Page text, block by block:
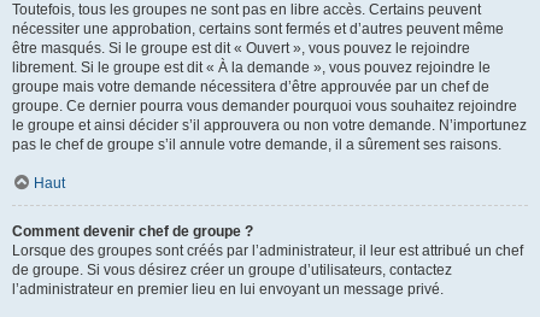
Toutefois, tous les groupes ne sont pas en libre accès. Certains peuvent
nécessiter une approbation, certains sont fermés et d’autres peuvent même
être masqués. Si le groupe est dit « Ouvert », vous pouvez le rejoindre
librement. Si le groupe est dit « À la demande », vous pouvez rejoindre le
groupe mais votre demande nécessitera d’être approuvée par un chef de
groupe. Ce dernier pourra vous demander pourquoi vous souhaitez rejoindre
le groupe et ainsi décider s’il approuvera ou non votre demande. N’importunez
pas le chef de groupe s’il annule votre demande, il a sûrement ses raisons.
Haut
Comment devenir chef de groupe ?
Lorsque des groupes sont créés par l’administrateur, il leur est attribué un chef
de groupe. Si vous désirez créer un groupe d’utilisateurs, contactez
l’administrateur en premier lieu en lui envoyant un message privé.